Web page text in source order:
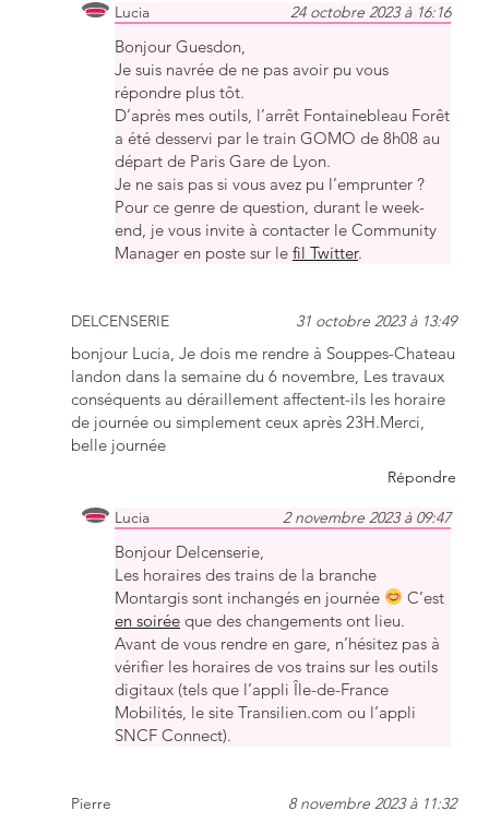
Lucia 24 octobre 2023 à 16:16
Bonjour Guesdon,
Je suis navrée de ne pas avoir pu vous
répondre plus tôt.
D’après mes outils, l’arrêt Fontainebleau Forêt
a été desservi par le train GOMO de 8h08 au
départ de Paris Gare de Lyon.
Je ne sais pas si vous avez pu l’emprunter ?
Pour ce genre de question, durant le week-
end, je vous invite à contacter le Community
Manager en poste sur le fil Twitter.
DELCENSERIE 31 octobre 2023 à 13:49
bonjour Lucia, Je dois me rendre à Souppes-Chateau
landon dans la semaine du 6 novembre, Les travaux
conséquents au déraillement affectent-ils les horaire
de journée ou simplement ceux après 23H.Merci,
belle journée
Répondre
Lucia 2 novembre 2023 à 09:47
Bonjour Delcenserie,
Les horaires des trains de la branche
Montargis sont inchangés en journée
C’est
en soirée que des changements ont lieu.
Avant de vous rendre en gare, n’hésitez pas à
vérifier les horaires de vos trains sur les outils
digitaux (tels que l’appli Île-de-France
Mobilités, le site Transilien.com ou l’appli
SNCF Connect).
Pierre 8 novembre 2023 à 11:32